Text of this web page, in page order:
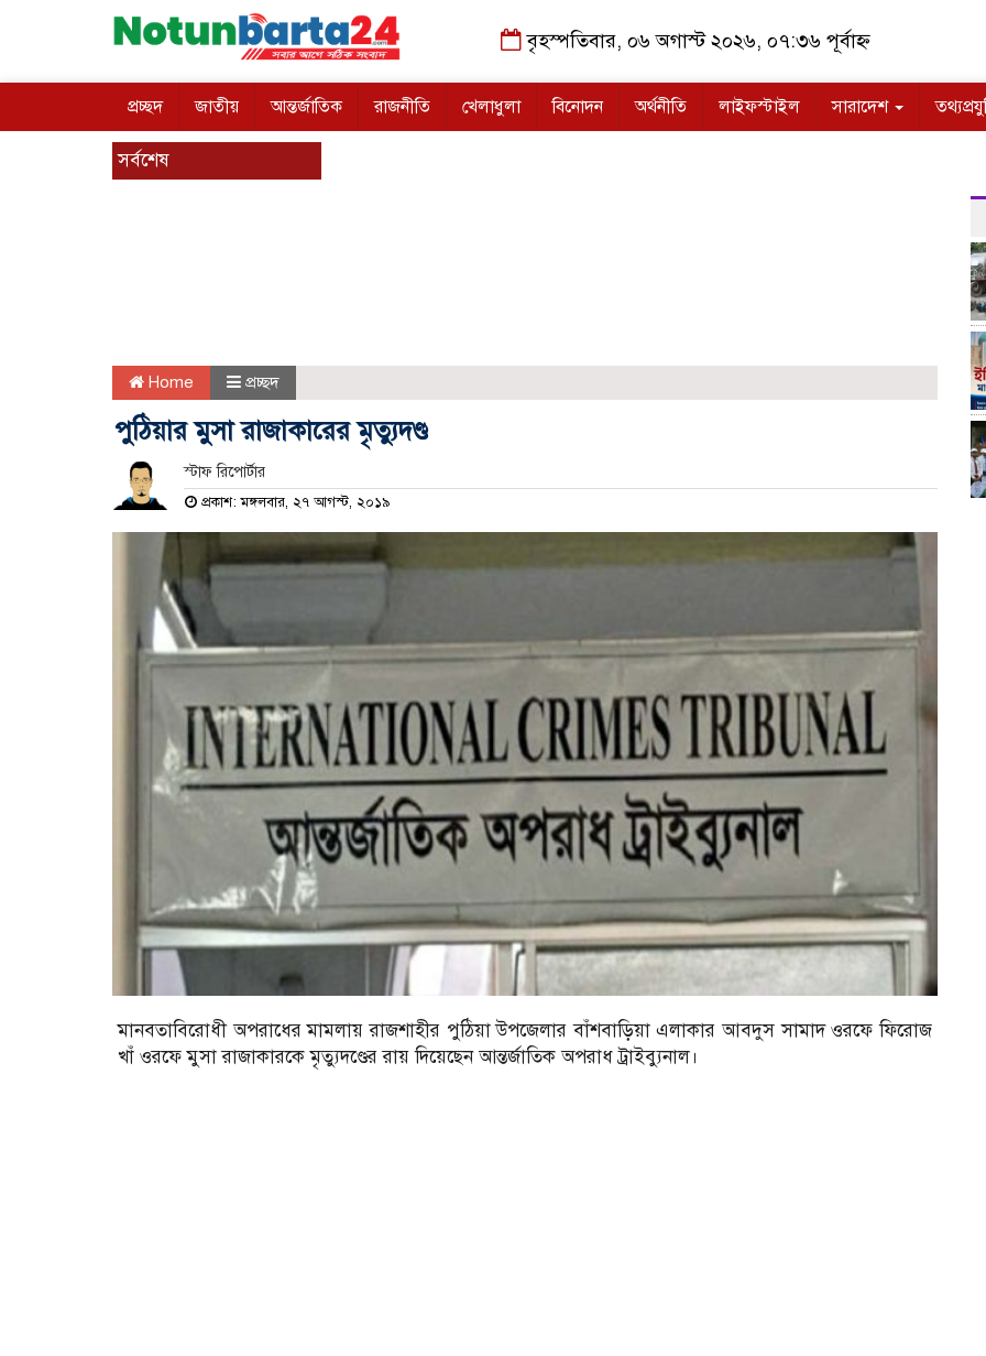
বৃহস্পতিবার, ০৬ অগাস্ট ২০২৬, ০৭:৩৬ পূর্বাহ্ন
প্রচ্ছদ জাতীয় আন্তর্জাতিক রাজনীতি খেলাধুলা বিনোদন অর্থনীতি লাইফস্টাইল সারাদেশ
সর্বশেষ
Home প্রচ্ছদ
পুঠিয়ার মুসা রাজাকারের মৃত্যুদণ্ড
স্টাফ রিপোর্টার
প্রকাশ: মঙ্গলবার, ২৭ আগস্ট, ২০১৯
মানবতাবিরোধী অপরাধের মামলায় রাজশাহীর পুঠিয়া উপজেলার বাঁশবাড়িয়া এলাকার আবদুস সামাদ ওরফে ফিরোজ
খাঁ ওরফে মুসা রাজাকারকে মৃত্যুদণ্ডের রায় দিয়েছেন আন্তর্জাতিক অপরাধ ট্রাইব্যুনাল।